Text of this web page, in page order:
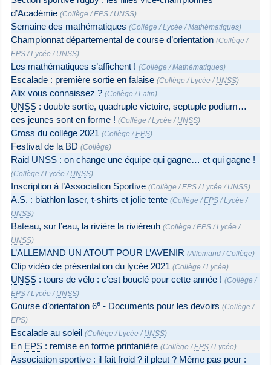
d’Académie (Collège /EPS / UNSS)
Semaine des mathématiques (Collège /Lycée /Mathématiques)
Championnat départemental de course d’orientation (Collège /
EPS /Lycée / UNSS)
Les mathématiques s’affichent ! (Collège /Mathématiques)
Escalade : première sortie en falaise (Collège /Lycée / UNSS)
Alix vous connaissez ? (Collège /Latin)
UNSS : double sortie, quadruple victoire, septuple podium…
ces jeunes sont en forme ! (Collège /Lycée / UNSS)
Cross du collège 2021 (Collège /EPS)
Festival de la BD (Collège)
Raid UNSS : on change une équipe qui gagne… et qui gagne !
(Collège /Lycée / UNSS)
Inscription à l’Association Sportive (Collège /EPS /Lycée / UNSS)
A.S. : biathlon laser, t-shirts et jolie tente (Collège /EPS /Lycée /
UNSS)
Bateau, sur l’eau, la rivière la rivièreuh (Collège /EPS /Lycée /
UNSS)
L’ALLEMAND UN ATOUT POUR L’AVENIR (Allemand /Collège)
Clip vidéo de présentation du lycée 2021 (Collège /Lycée)
UNSS : tours de vélo : c’est bouclé pour cette année ! (Collège /
EPS /Lycée / UNSS)
Course d’orientation 6e - Documents pour les devoirs (Collège /
EPS)
Escalade au soleil (Collège /Lycée / UNSS)
En EPS : remise en forme printanière (Collège /EPS /Lycée)
Association sportive : il fait froid ? il pleut ? Même pas peur :